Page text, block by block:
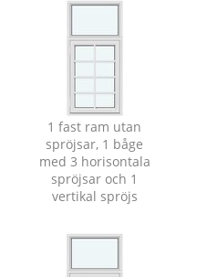
1 fast ram utan
spröjsar, 1 båge
med 3 horisontala
spröjsar och 1
vertikal spröjs